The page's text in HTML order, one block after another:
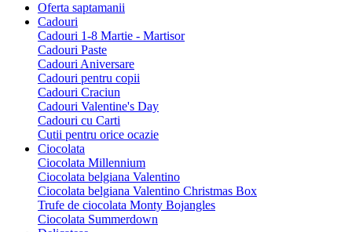
Oferta saptamanii
Cadouri
Cadouri 1-8 Martie - Martisor
Cadouri Paste
Cadouri Aniversare
Cadouri pentru copii
Cadouri Craciun
Cadouri Valentine's Day
Cadouri cu Carti
Cutii pentru orice ocazie
Ciocolata
Ciocolata Millennium
Ciocolata belgiana Valentino
Ciocolata belgiana Valentino Christmas Box
Trufe de ciocolata Monty Bojangles
Ciocolata Summerdown